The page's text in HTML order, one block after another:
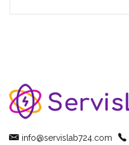
info@servislab724.com